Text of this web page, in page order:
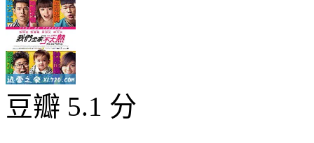
豆瓣 5.1 分